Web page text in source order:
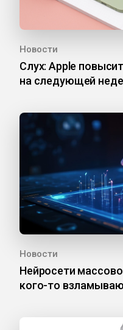
Новости
Слух: Apple
на следующей
Новости
Нейросети
кого-то